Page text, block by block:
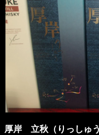
厚岸 立秋（りっしゅ